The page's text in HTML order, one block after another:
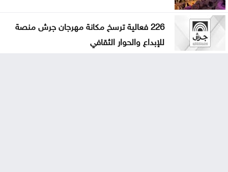
226 فعالية ترسخ مكانة مهرجان جرش منصة
للإبداع والحوار الثقافي